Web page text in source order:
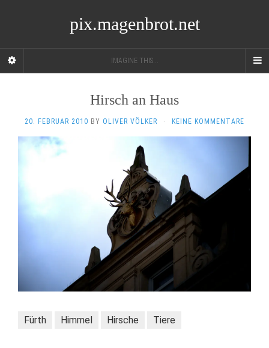
pix.magenbrot.net
IMAGINE THIS...
Hirsch an Haus
20. FEBRUAR 2010 BY OLIVER VÖLKER · KEINE KOMMENTARE
Fürth Himmel Hirsche Tiere